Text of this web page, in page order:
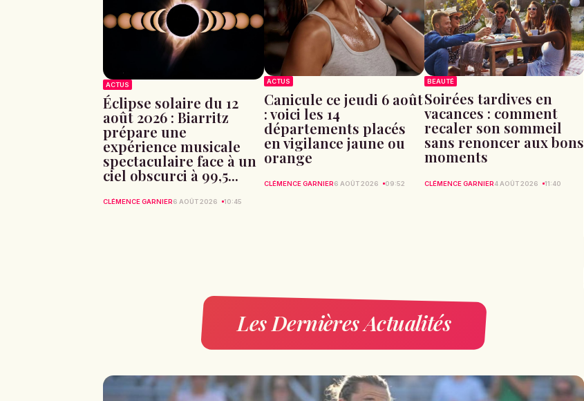
ACTUS
Éclipse solaire du 12
août 2026 : Biarritz
prépare une
expérience musicale
spectaculaire face à un
ciel obscurci à 99,5...
CLÉMENCE GARNIER6 AOÛT 2026 10:45
ACTUS
Canicule ce jeudi 6 août
: voici les 14
départements placés
en vigilance jaune ou
orange
CLÉMENCE GARNIER6 AOÛT 2026 09:52
BEAUTÉ
Soirées tardives en
vacances : comment
recaler son sommeil
sans renoncer aux bons
moments
CLÉMENCE GARNIER4 AOÛT 2026 11:40
Les Dernières Actualités